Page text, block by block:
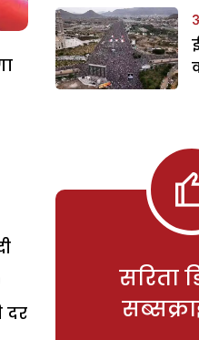
दर
सरिता